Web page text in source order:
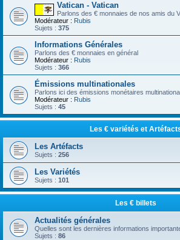
Vatican - Vatican
Parlons des € monnaies de nos amis du
Modérateur : Rubis
Sujets : 375
Informations Générales
Parlons des € monnaies en général
Modérateur : Rubis
Sujets : 366
Émissions multinationales
Parlons ici des émissions monétaires
Modérateur : Rubis
Sujets : 45
Les € variétés et
Les Artéfacts
Sujets : 256
Les Variétés
Sujets : 101
Les € billets
Actualités générales
Quelles sont les dernières informations
Sujets : 86